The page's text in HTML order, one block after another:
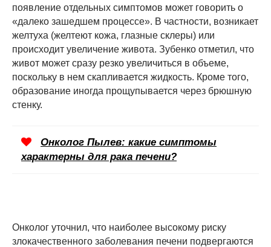
появление отдельных симптомов может говорить о
«далеко зашедшем процессе». В частности, возникает
желтуха (желтеют кожа, глазные склеры) или
происходит увеличение живота. Зубенко отметил, что
живот может сразу резко увеличиться в объеме,
поскольку в нем скапливается жидкость. Кроме того,
образование иногда прощупывается через брюшную
стенку.
Онколог Пылев: какие симптомы
характерны для рака печени?
Онколог уточнил, что наиболее высокому риску
злокачественного заболевания печени подвергаются